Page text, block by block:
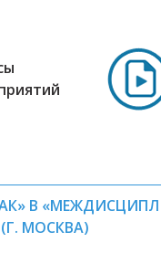
В
МОСКВА)